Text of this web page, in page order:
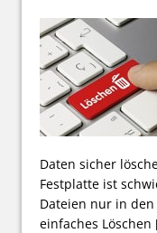
Daten sicher
Festplatte ist
Dateien nur in
einfaches Löschen